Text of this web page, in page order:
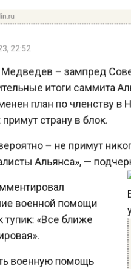
итоги саммита
план по членству в
страну в блок.
– не примут
Альянса», —
военной помощи
тупик: «Все ближе
военную помощь